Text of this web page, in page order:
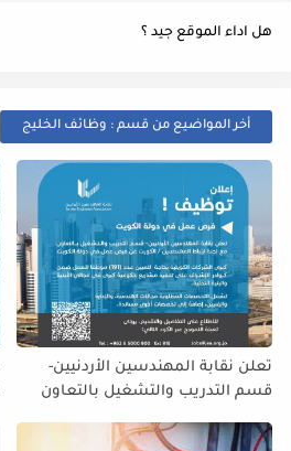
هل اداء الموقع جيد ؟
أخر المواضيع من قسم : وظائف الخليج
تعلن نقابة المهندسين الأردنيين-
قسم التدريب والتشغيل بالتعاون
عن فرص عمل في دولة الكويت